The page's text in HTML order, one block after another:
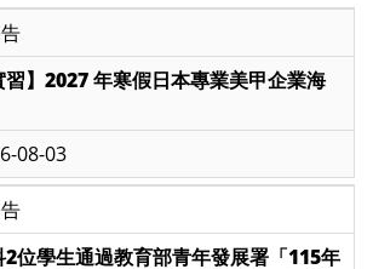
習】2027 年寒假日本專業美甲企業海
08-03
2位學生通過教育部青年發展署「115年